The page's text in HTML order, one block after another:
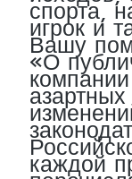
спорта,
игрок и
Вашу
«О
каждой